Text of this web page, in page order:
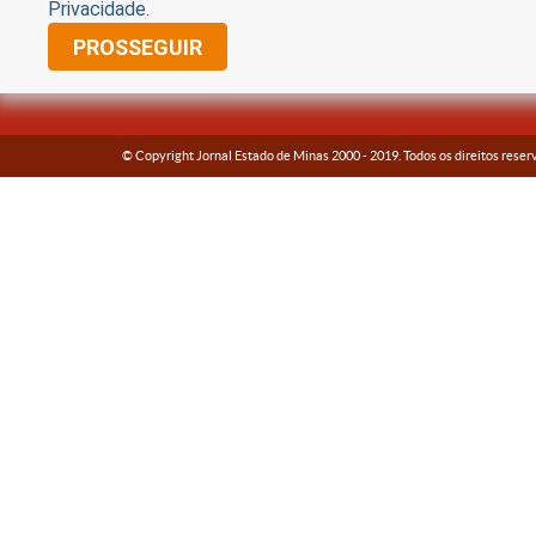
© Copyright Jornal Estado de Minas 2000 -2019 . Todos os direitos
Privacidade.
PROSSEGUIR